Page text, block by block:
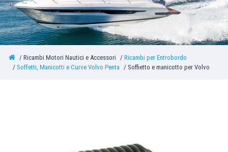
Ricambi Motori Nautici e Accessori
Ricambi per Entrobordo
Soffetti, Manicotti e Curve Volvo Penta
Soffietto e manicotto per Volvo